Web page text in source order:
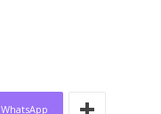
WhatsApp